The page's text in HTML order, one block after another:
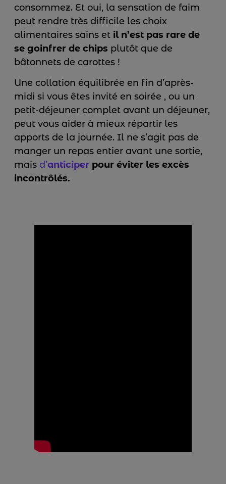
consommez. Et oui, la sensation de faim
peut rendre très difficile les choix
alimentaires sains et il n’est pas rare de
se goinfrer de chips plutôt que de
bâtonnets de carottes !
Une collation équilibrée en fin d’après-
midi si vous êtes invité en soirée , ou un
petit-déjeuner complet avant un déjeuner,
peut vous aider à mieux répartir les
apports de la journée. Il ne s’agit pas de
manger un repas entier avant une sortie,
mais d’anticiper pour éviter les excès
incontrôlés.